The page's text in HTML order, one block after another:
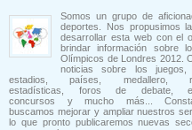
Somos un grupo de
deportes. Nos propusimos
desarrollar esta web con el
brindar información sobre
Olímpicos de Londres 2012.
noticias sobre los juegos,
estadios, países, medallero,
estadísticas, foros de debate,
concursos y mucho más...
buscamos mejorar y ampliar nuestros
lo que pronto publicaremos nuevas